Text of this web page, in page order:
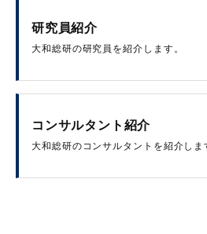
研究員紹介
大和総研の研究員を紹介します。
コンサルタント紹介
大和総研のコンサルタントを紹介しま